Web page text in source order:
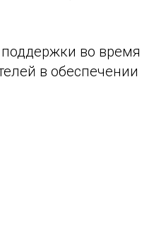
во время
в обеспечении